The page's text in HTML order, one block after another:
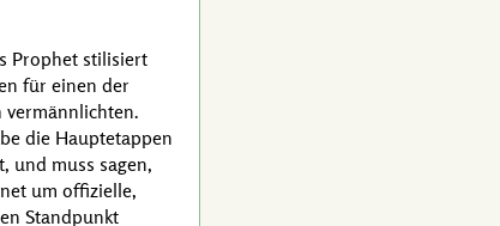
Prophet stilisiert
für einen der
die Hauptetappen
und muss sagen,
um offizielle,
Standpunkt